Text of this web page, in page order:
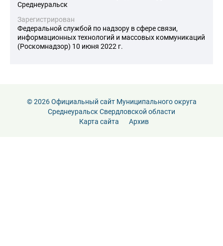
Среднеуральск
Зарегистрирован
Федеральной службой по надзору в сфере связи,
информационных технологий и массовых коммуникаций
(Роскомнадзор) 10 июня 2022 г.
© 2026 Официальный сайт Муниципального округа
Среднеуральск Свердловской области
Карта сайта
Архив